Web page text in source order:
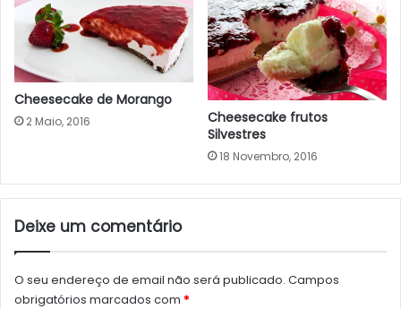
Cheesecake de Morango
2 Maio, 2016
Cheesecake frutos
Silvestres
18 Novembro, 2016
Deixe um comentário
O seu endereço de email não será publicado. Campos
obrigatórios marcados com *